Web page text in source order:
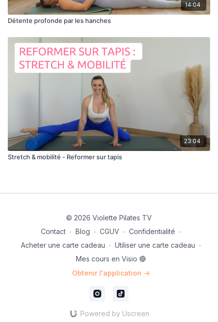
14:04
Détente profonde par les hanches
23:04
Stretch & mobilité - Reformer sur tapis
© 2026 Violette Pilates TV
Contact ∙ Blog ∙ CGUV ∙ Confidentialité ∙
Acheter une carte cadeau ∙ Utiliser une carte cadeau ∙
Mes cours en Visio 🔴
Obtenir l'application ->
Powered by Uscreen